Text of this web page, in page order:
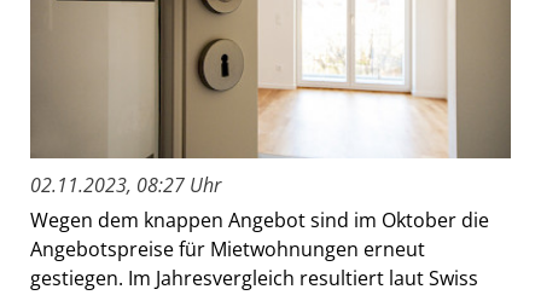
02.11.2023, 08:27 Uhr
Wegen dem knappen Angebot sind im Oktober die
Angebotspreise für Mietwohnungen erneut
gestiegen. Im Jahresvergleich resultiert laut Swiss